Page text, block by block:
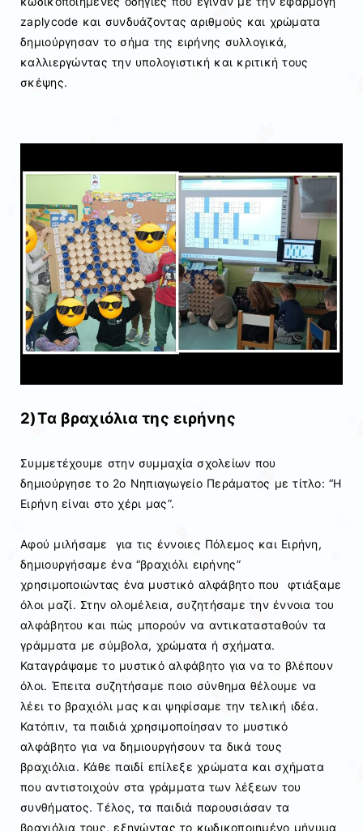
zaplycode και συνδυάζοντας αριθμούς και χρώματα
δημιούργησαν το σήμα της ειρήνης συλλογικά,
καλλιεργώντας την υπολογιστική και κριτική τους
σκέψης.
2)Tα βραχιόλια της ειρήνης
Συμμετέχουμε στην συμμαχία σχολείων που
δημιούργησε το 2ο Νηπιαγωγείο Περάματος με τίτλο: “Η
Ειρήνη είναι στο χέρι μας”.
Αφού μιλήσαμε για τις έννοιες Πόλεμος και Ειρήνη,
δημιουργήσαμε ένα “βραχιόλι ειρήνης”
χρησιμοποιώντας ένα μυστικό αλφάβητο που φτιάξαμε
όλοι μαζί. Στην ολομέλεια, συζητήσαμε την έννοια του
αλφάβητου και πώς μπορούν να αντικατασταθούν τα
γράμματα με σύμβολα, χρώματα ή σχήματα.
Καταγράψαμε το μυστικό αλφάβητο για να το βλέπουν
όλοι. Έπειτα συζητήσαμε ποιο σύνθημα θέλουμε να
λέει το βραχιόλι μας και ψηφίσαμε την τελική ιδέα.
Κατόπιν, τα παιδιά χρησιμοποίησαν το μυστικό
αλφάβητο για να δημιουργήσουν τα δικά τους
βραχιόλια. Κάθε παιδί επίλεξε χρώματα και σχήματα
που αντιστοιχούν στα γράμματα των λέξεων του
συνθήματος. Τέλος, τα παιδιά παρουσιάσαν τα
βραχιόλια τους, εξηγώντας το κωδικοποιημένο μήνυμα